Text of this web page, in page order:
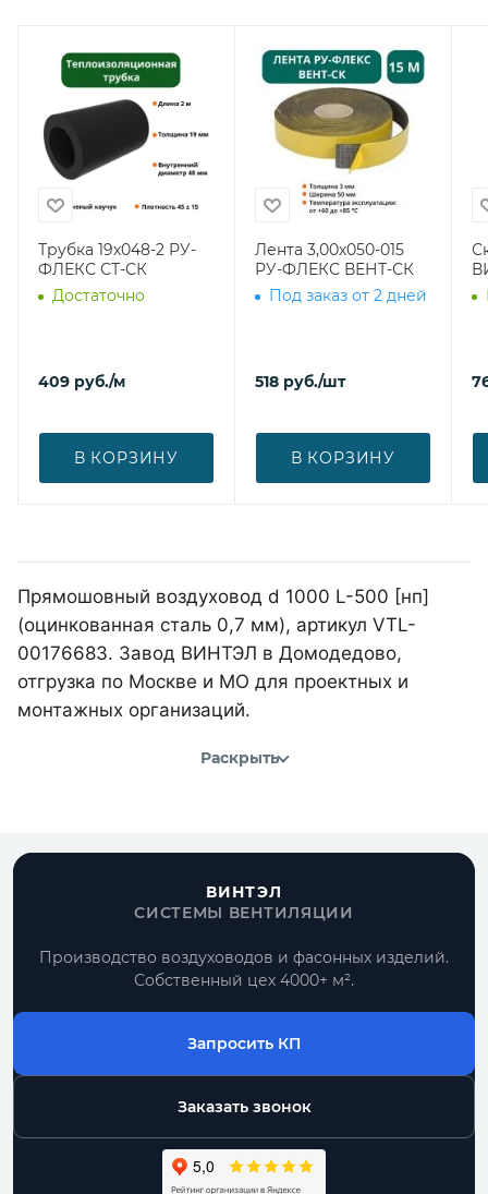
Трубка 19х048-2 РУ-
ФЛЕКС СТ-СК
Достаточно
409 руб./м
В КОРЗИНУ
Лента 3,00х050-015
РУ-ФЛЕКС ВЕНТ-СК
Под заказ от 2 дней
518 руб./шт
В КОРЗИНУ
Прямошовный воздуховод d 1000 L-500 [нп]
(оцинкованная сталь 0,7 мм), артикул VTL-
00176683. Завод ВИНТЭЛ в Домодедово,
отгрузка по Москве и МО для проектных и
монтажных организаций.
Раскрыть
ВИНТЭЛ
СИСТЕМЫ ВЕНТИЛЯЦИИ
Производство воздуховодов и фасонных изделий.
Собственный цех 4000+ м².
Запросить КП
Заказать звонок